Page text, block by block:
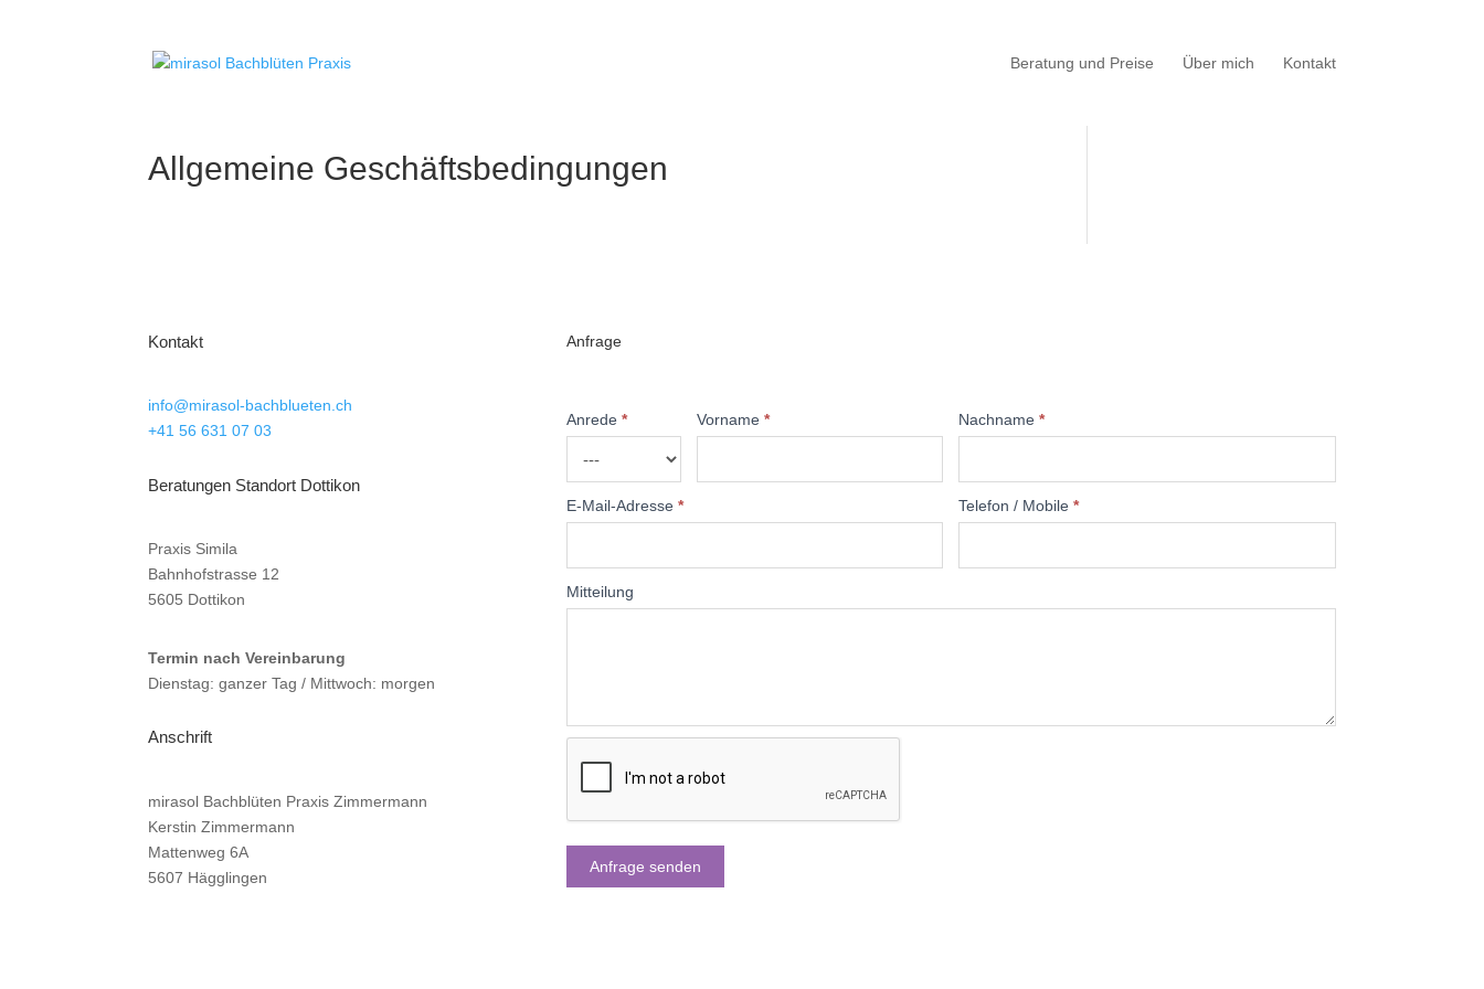
Beratung und Preise Über mich Kontakt
Allgemeine Geschäftsbedingungen
Kontakt
info@mirasol-bachblueten.ch
+41 56 631 07 03
Beratungen Standort Dottikon
Praxis Simila
Bahnhofstrasse 12
5605 Dottikon
Termin nach Vereinbarung
Dienstag: ganzer Tag / Mittwoch: morgen
Anschrift
mirasol Bachblüten Praxis Zimmermann
Kerstin Zimmermann
Mattenweg 6A
5607 Hägglingen
Anfrage
Anrede * Vorname * Nachname *
E-Mail-Adresse * Telefon / Mobile *
Mitteilung
Anfrage senden